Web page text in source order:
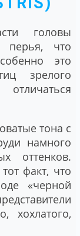
головы
перья, что
это
зрелого
тона с
намного
оттенков.
факт, что
«черной
хохлатого,